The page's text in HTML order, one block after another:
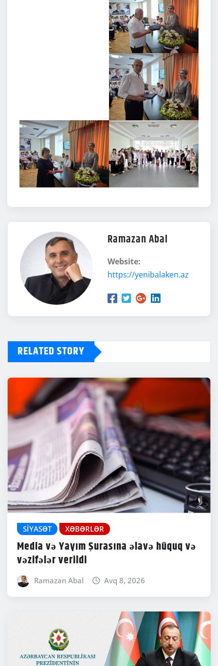
Ramazan Abal
Website:
https://yenibalaken.az
RELATED STORY
SIYASƏT XƏBƏRLƏR
Media və Yayım Şurasına əlavə hüquq və
vəzifələr verildi
Ramazan Abal Avq 8, 2026